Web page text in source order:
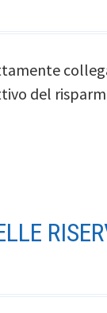
del